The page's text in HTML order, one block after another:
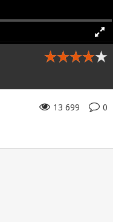
0
13 699